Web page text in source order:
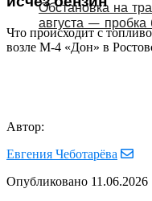
Обстановка на
августа —
Что происходит с
возле М-4 «Дон» в
Автор:
Евгения Чеботарёва
Опубликовано 11.06.2026